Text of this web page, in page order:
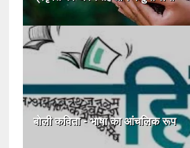
बोली कविता - भाषा का आंचलिक रूप